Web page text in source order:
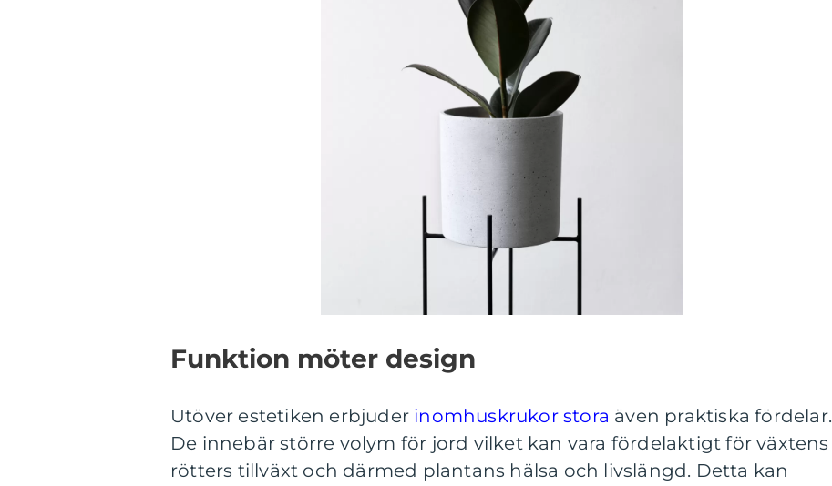
Funktion möter design
Utöver estetiken erbjuder inomhuskrukor stora även praktiska fördelar.
De innebär större volym för jord vilket kan vara fördelaktigt för växtens
rötters tillväxt och därmed plantans hälsa och livslängd. Detta kan